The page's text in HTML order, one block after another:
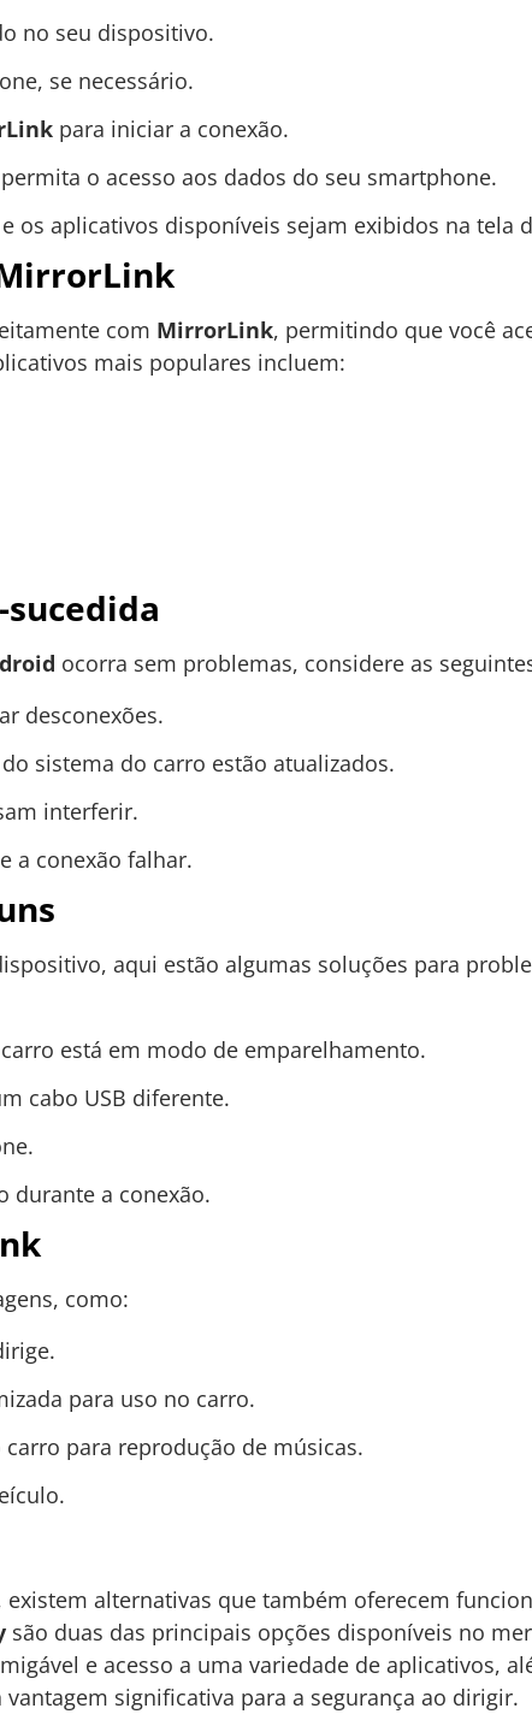
no seu dispositivo.
se necessário.
para iniciar a conexão.
o acesso aos dados do seu smartphone.
os aplicativos disponíveis sejam exibidos na tela
com MirrorLink, permitindo que você
mais populares incluem:
ocorra sem problemas, considere as
desconexões.
sistema do carro estão atualizados.
interferir.
a conexão falhar.
aqui estão algumas soluções para
está em modo de emparelhamento.
cabo USB diferente.
durante a conexão.
como:
para uso no carro.
para reprodução de músicas.
existem alternativas que também oferecem
são duas das principais opções disponíveis no
e acesso a uma variedade de aplicativos,
significativa para a segurança ao dirigir.